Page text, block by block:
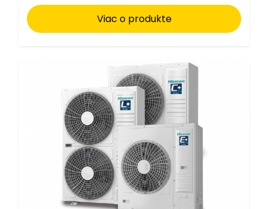
Viac o produkte